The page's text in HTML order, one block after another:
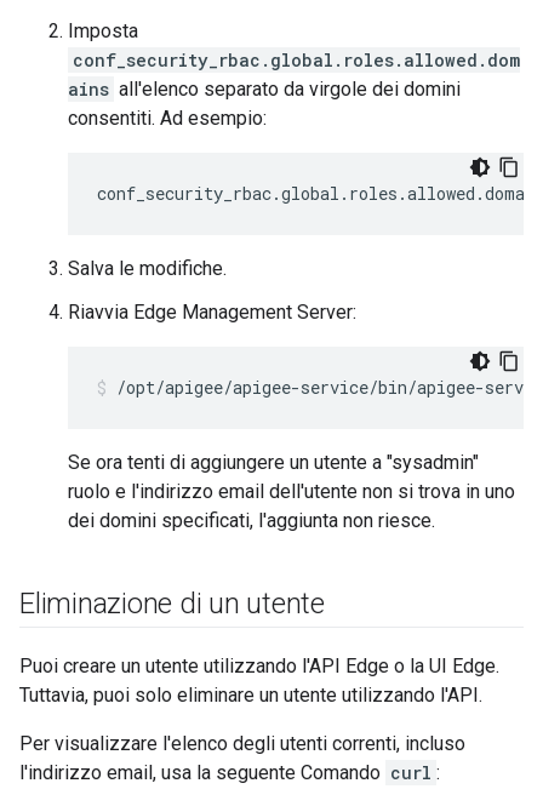
Imposta
conf_security_rbac.global.roles.allowed.dom
ains all'elenco separato da virgole dei domini
consentiti. Ad esempio:
Salva le modifiche.
Riavvia Edge Management Server:
/opt/apigee/apigee-service/bin/apigee-
Se ora tenti di aggiungere un utente a "sysadmin"
ruolo e l'indirizzo email dell'utente non si trova in uno
dei domini specificati, l'aggiunta non riesce.
Eliminazione di un utente
Puoi creare un utente utilizzando l'API Edge o la UI Edge.
Tuttavia, puoi solo eliminare un utente utilizzando l'API.
Per visualizzare l'elenco degli utenti correnti, incluso
l'indirizzo email, usa la seguente Comando curl :